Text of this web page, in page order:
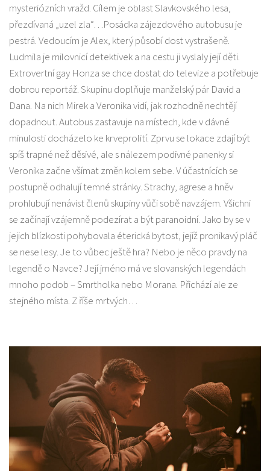
mysteriózních vražd. Cílem je oblast Slavkovského lesa,
přezdívaná „uzel zla“…Posádka zájezdového autobusu je
pestrá. Vedoucím je Alex, který působí dost vystrašeně.
Ludmila je milovnicí detektivek a na cestu ji vyslaly její děti.
Extrovertní gay Honza se chce dostat do televize a potřebuje
dobrou reportáž. Skupinu doplňuje manželský pár David a
Dana. Na nich Mirek a Veronika vidí, jak rozhodně nechtějí
dopadnout. Autobus zastavuje na místech, kde v dávné
minulosti docházelo ke krveprolití. Zprvu se lokace zdají být
spíš trapné než děsivé, ale s nálezem podivné panenky si
Veronika začne všímat změn kolem sebe. V účastnících se
postupně odhalují temné stránky. Strachy, agrese a hněv
prohlubují nenávist členů skupiny vůči sobě navzájem. Všichni
se začínají vzájemně podezírat a být paranoidní. Jako by se v
jejich blízkosti pohybovala éterická bytost, jejíž pronikavý pláč
se nese lesy. Je to vůbec ještě hra? Nebo je něco pravdy na
legendě o Navce? Její jméno má ve slovanských legendách
mnoho podob – Smrtholka nebo Morana. Přichází ale ze
stejného místa. Z říše mrtvých…